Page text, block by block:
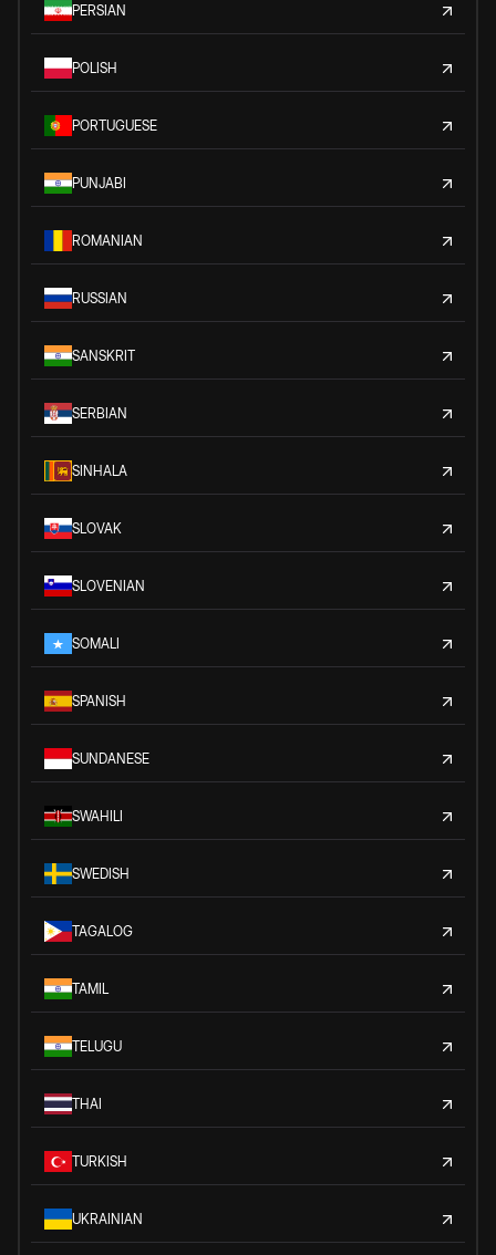
PERSIAN
POLISH
PORTUGUESE
PUNJABI
ROMANIAN
RUSSIAN
SANSKRIT
SERBIAN
SINHALA
SLOVAK
SLOVENIAN
SOMALI
SPANISH
SUNDANESE
SWAHILI
SWEDISH
TAGALOG
TAMIL
TELUGU
THAI
TURKISH
UKRAINIAN